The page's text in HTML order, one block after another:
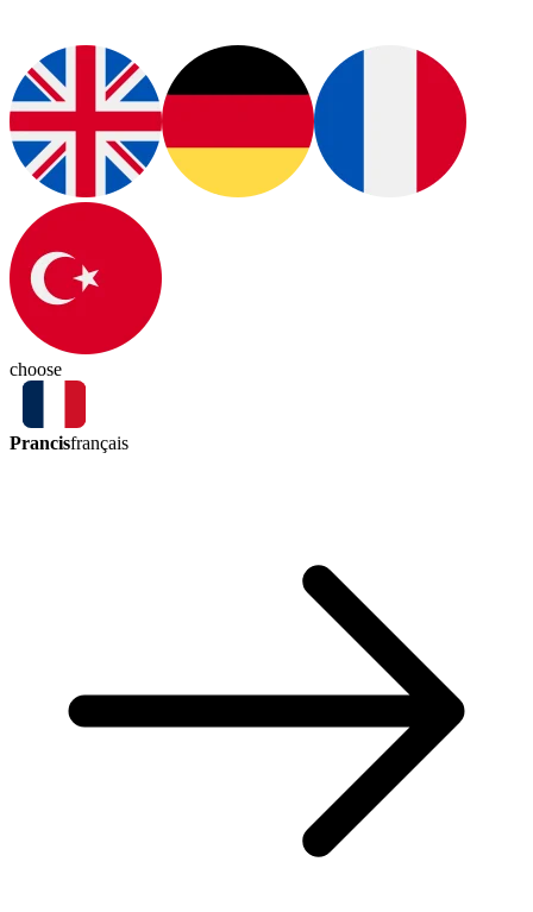
choose
Prancisfrançais